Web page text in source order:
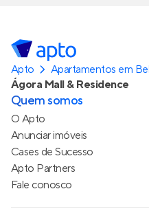
Apto Apartamentos em
Ágora Mall & Residence
Quem somos
O Apto
Anunciar imóveis
Cases de Sucesso
Apto Partners
Fale conosco